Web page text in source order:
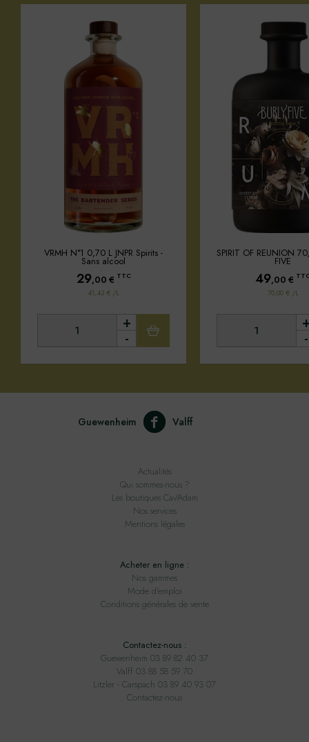
VRMH N°1 0,70 L JNPR Spirits -
Sans alcool
29,00 € TTC
41,43 € /L
-
+
SPIRIT OF REUNION
FIVE
49,00 €
70,00 € /L
-
Guewenheim Valff
Actualités
Qui sommes-nous ?
Les boutiques Cav'Adam
Nos services
Mentions légales
Acheter en ligne :
Nos gammes
Mode d'emploi
Conditions générales de vente
Contactez-nous :
Guewenheim 03 89 82 40 37
Valff 03 88 58 59 70
Litzler - Carspach 03 89 40 93 07
Contactez-nous